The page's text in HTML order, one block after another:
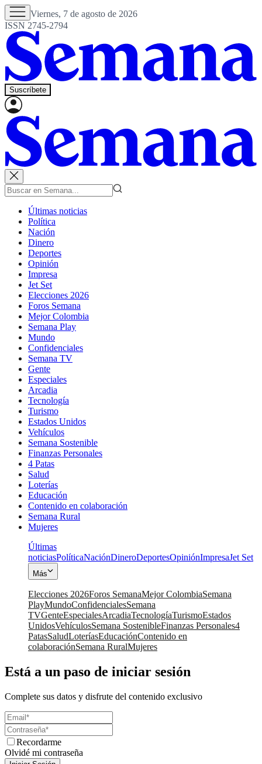
Viernes, 7 de agosto de 2026
ISSN 2745-2794
Suscríbete
Últimas noticias
Política
Nación
Dinero
Deportes
Opinión
Impresa
Jet Set
Elecciones 2026
Foros Semana
Mejor Colombia
Semana Play
Mundo
Confidenciales
Semana TV
Gente
Especiales
Arcadia
Tecnología
Turismo
Estados Unidos
Vehículos
Semana Sostenible
Finanzas Personales
4 Patas
Salud
Loterías
Educación
Contenido en colaboración
Semana Rural
Mujeres
Últimas
noticiasPolíticaNaciónDineroDeportesOpiniónImpresaJet Set
Más
Elecciones 2026Foros SemanaMejor ColombiaSemana
PlayMundoConfidencialesSemana
TVGenteEspecialesArcadiaTecnologíaTurismoEstados
UnidosVehículosSemana SostenibleFinanzas Personales4
PatasSaludLoteríasEducaciónContenido en
colaboraciónSemana RuralMujeres
Está a un paso de iniciar sesión
Complete sus datos y disfrute del contenido exclusivo
Recordarme
Olvidé mi contraseña